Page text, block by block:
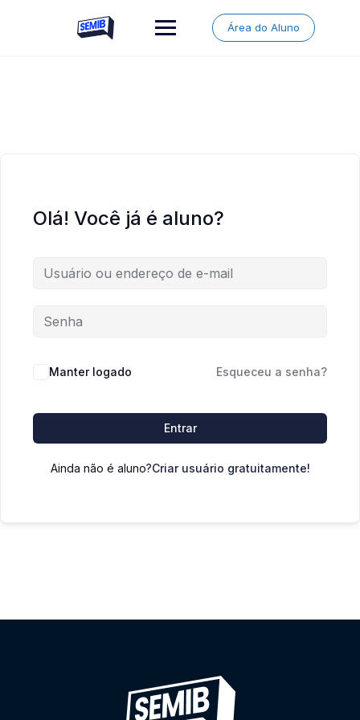
Área do Aluno
Olá! Você já é aluno?
Manter logado Esqueceu a senha?
Entrar
Ainda não é aluno?Criar usuário gratuitamente!